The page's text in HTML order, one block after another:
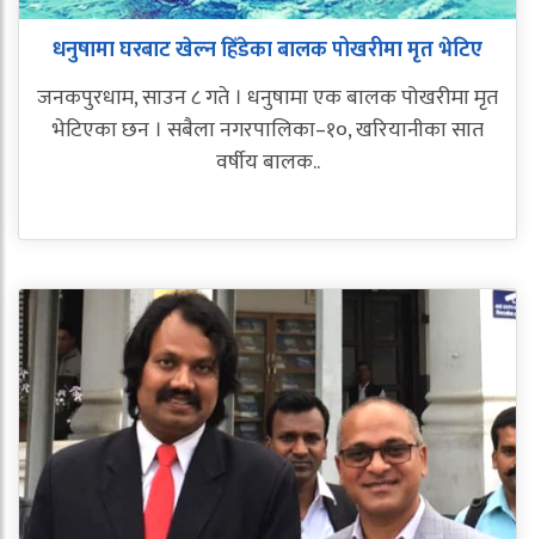
धनुषामा घरबाट खेल्न हिँडेका बालक पोखरीमा मृत भेटिए
जनकपुरधाम, साउन ८ गते । धनुषामा एक बालक पोखरीमा मृत
भेटिएका छन । सबैला नगरपालिका–१०, खरियानीका सात
वर्षीय बालक..